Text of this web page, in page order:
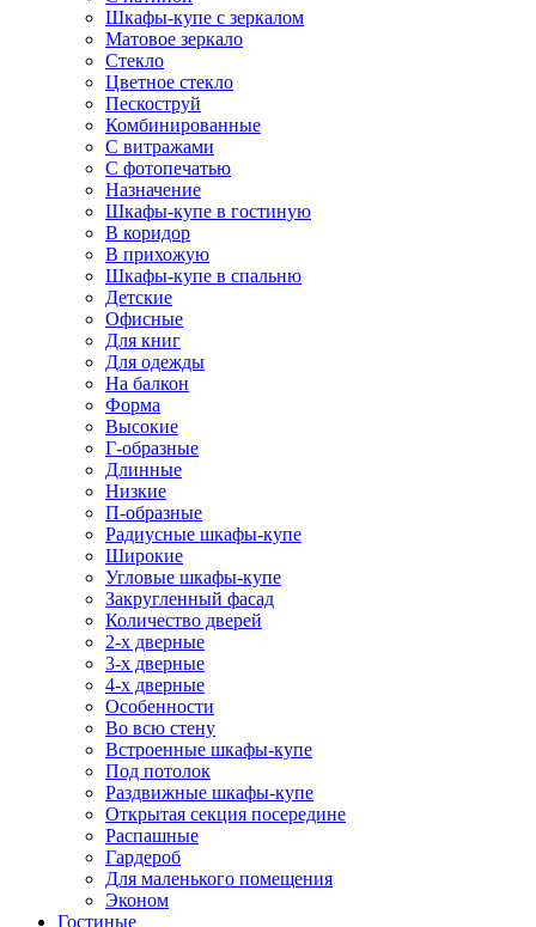
Шкафы-купе с зеркалом
Матовое зеркало
Стекло
Цветное стекло
Пескоструй
Комбинированные
С витражами
С фотопечатью
Назначение
Шкафы-купе в гостиную
В коридор
В прихожую
Шкафы-купе в спальню
Детские
Офисные
Для книг
Для одежды
На балкон
Форма
Высокие
Г-образные
Длинные
Низкие
П-образные
Радиусные шкафы-купе
Широкие
Угловые шкафы-купе
Закругленный фасад
Количество дверей
2-х дверные
3-х дверные
4-х дверные
Особенности
Во всю стену
Встроенные шкафы-купе
Под потолок
Раздвижные шкафы-купе
Открытая секция посередине
Распашные
Гардероб
Для маленького помещения
Эконом
Гостиные